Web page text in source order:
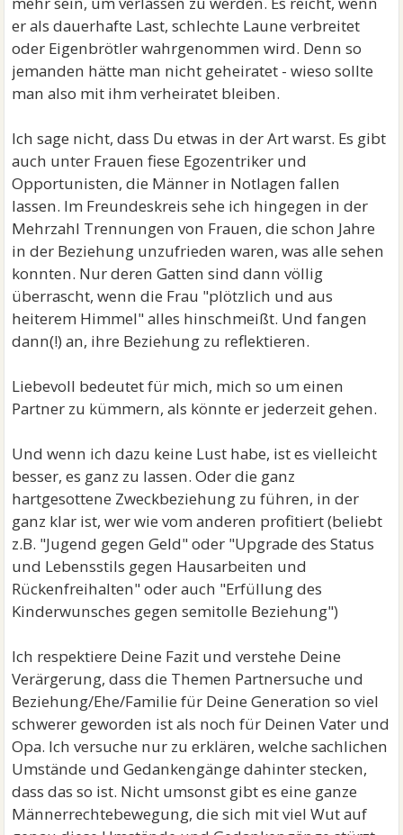
er als dauerhafte Last, schlechte Laune verbreitet
oder Eigenbrötler wahrgenommen wird. Denn so
jemanden hätte man nicht geheiratet - wieso sollte
man also mit ihm verheiratet bleiben.
Ich sage nicht, dass Du etwas in der Art warst. Es gibt
auch unter Frauen fiese Egozentriker und
Opportunisten, die Männer in Notlagen fallen
lassen. Im Freundeskreis sehe ich hingegen in der
Mehrzahl Trennungen von Frauen, die schon Jahre
in der Beziehung unzufrieden waren, was alle sehen
konnten. Nur deren Gatten sind dann völlig
überrascht, wenn die Frau "plötzlich und aus
heiterem Himmel" alles hinschmeißt. Und fangen
dann(!) an, ihre Beziehung zu reflektieren.
Liebevoll bedeutet für mich, mich so um einen
Partner zu kümmern, als könnte er jederzeit gehen.
Und wenn ich dazu keine Lust habe, ist es vielleicht
besser, es ganz zu lassen. Oder die ganz
hartgesottene Zweckbeziehung zu führen, in der
ganz klar ist, wer wie vom anderen profitiert (beliebt
z.B. "Jugend gegen Geld" oder "Upgrade des Status
und Lebensstils gegen Hausarbeiten und
Rückenfreihalten" oder auch "Erfüllung des
Kinderwunsches gegen semitolle Beziehung")
Ich respektiere Deine Fazit und verstehe Deine
Verärgerung, dass die Themen Partnersuche und
Beziehung/Ehe/Familie für Deine Generation so viel
schwerer geworden ist als noch für Deinen Vater und
Opa. Ich versuche nur zu erklären, welche sachlichen
Umstände und Gedankengänge dahinter stecken,
dass das so ist. Nicht umsonst gibt es eine ganze
Männerrechtebewegung, die sich mit viel Wut auf